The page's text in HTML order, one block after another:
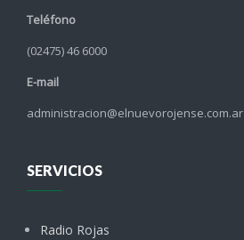
Teléfono
(02475) 46 6000
E-mail
administracion@elnuevorojense.com.ar
SERVICIOS
Radio Rojas